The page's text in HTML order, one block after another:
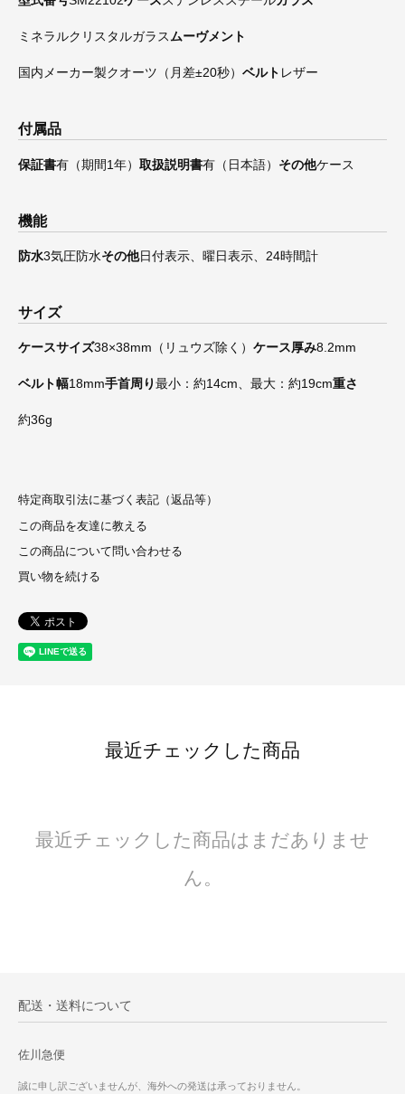
ミネラルクリスタルガラスムーヴメント
国内メーカー製クオーツ（月差±20秒） ベルト レザー
付属品
保証書有（期間1年） 取扱説明書有（日本語） その他ケース
機能
防水3気圧防水その他日付表示、曜日表示、24時間計
サイズ
ケースサイズ38×38mm（リュウズ除く） ケース厚み8.2mm
ベルト幅18mm手首周り最小：約14cm、最大：約19cm重さ
約36g
特定商取引法に基づく表記（返品等）
この商品を友達に教える
この商品について問い合わせる
買い物を続ける
最近チェックした商品
最近チェックした商品はまだありませ
ん。
配送・送料について
佐川急便
誠に申し訳ございませんが、海外への発送は承っておりません。